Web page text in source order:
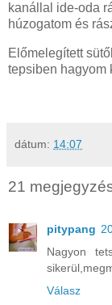
kanállal ide-oda
húzogatom és
Előmelegített
tepsiben hagyom
dátum: 14:07
21
pitypang
Nagyon
Válasz